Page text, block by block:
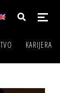
KARIJERA